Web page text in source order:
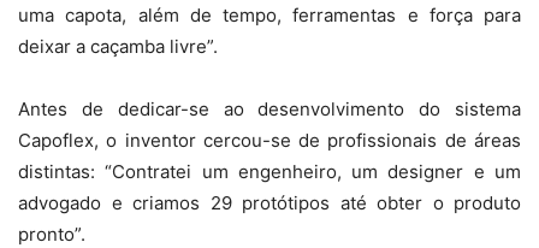
uma capota, além de tempo, ferramentas e força para
deixar a caçamba livre”.
Antes de dedicar-se ao desenvolvimento do sistema
Capoflex, o inventor cercou-se de profissionais de áreas
distintas: “Contratei um engenheiro, um designer e um
advogado e criamos 29 protótipos até obter o produto
pronto”.